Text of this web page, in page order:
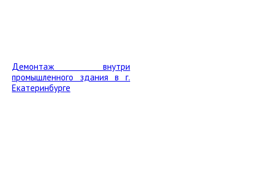
Демонтаж внутри
промышленного здания в г.
Екатеринбурге